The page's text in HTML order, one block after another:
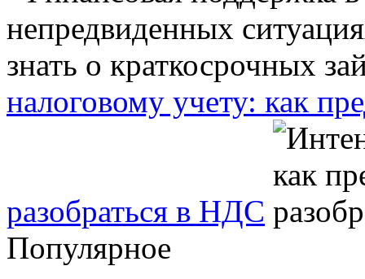
налоговому учету: как
разобраться в НДС
Популярное